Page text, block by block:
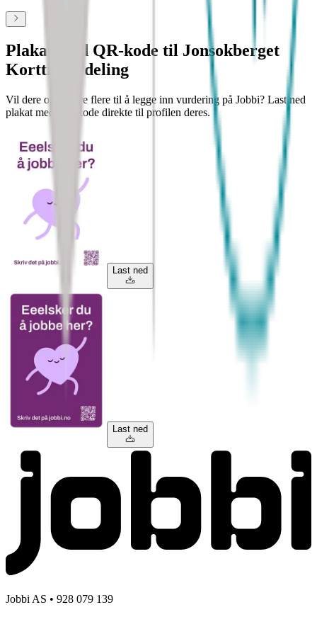
Plakat med QR-kode til Jonsokberget
Korttidsavdeling
Vil dere oppfordre flere til å legge inn vurdering på Jobbi? Last ned
plakat med QR-kode direkte til profilen deres.
Last ned
Last ned
Jobbi AS • 928 079 139